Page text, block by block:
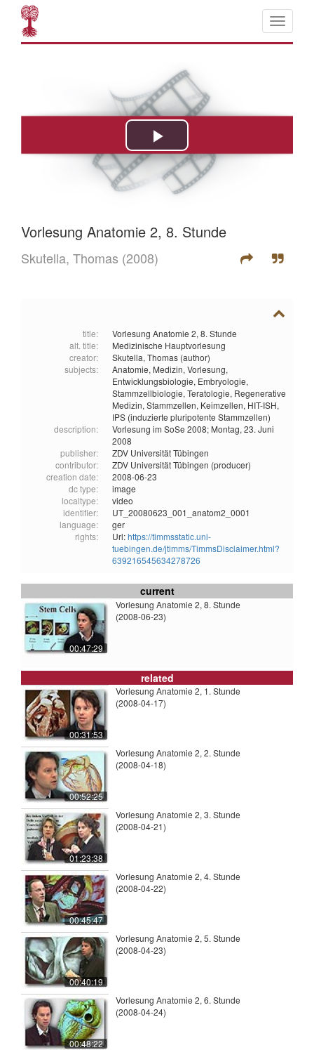
Vorlesung Anatomie 2, 8. Stunde
Skutella, Thomas (2008)
title:
Vorlesung Anatomie 2, 8. Stunde
alt. title:
Medizinische Hauptvorlesung
creator:
Skutella, Thomas (author)
subjects:
Anatomie, Medizin, Vorlesung,
Entwicklungsbiologie, Embryologie,
Stammzellbiologie, Teratologie, Regenerative
Medizin, Stammzellen, Keimzellen, HIT-ISH,
IPS (induzierte pluripotente Stammzellen)
description:
Vorlesung im SoSe 2008; Montag, 23. Juni
2008
publisher:
ZDV Universität Tübingen
contributor:
ZDV Universität Tübingen (producer)
creation date:
2008-06-23
dc type:
image
localtype:
video
identifier:
UT_20080623_001_anatom2_0001
language:
ger
rights:
Url:https://timmsstatic.uni-
tuebingen.de/jtimms/TimmsDisclaimer.html?
639216545634278726
current
00:47:29
Vorlesung Anatomie 2, 8. Stunde
(2008-06-23)
related
00:31:53
Vorlesung Anatomie 2, 1. Stunde
(2008-04-17)
00:52:25
Vorlesung Anatomie 2, 2. Stunde
(2008-04-18)
01:23:38
Vorlesung Anatomie 2, 3. Stunde
(2008-04-21)
00:45:47
Vorlesung Anatomie 2, 4. Stunde
(2008-04-22)
00:40:19
Vorlesung Anatomie 2, 5. Stunde
(2008-04-23)
00:48:22
Vorlesung Anatomie 2, 6. Stunde
(2008-04-24)